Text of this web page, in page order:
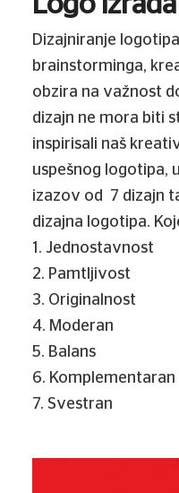
Dizajniranje
brainstorminga,
obzira na važnost
dizajn ne mora biti
inspirisali naš
uspešnog logotipa,
izazov od 7 dizajn
dizajna logotipa.
1. Jednostavnost
2. Pamtljivost
3. Originalnost
4. Moderan
5. Balans
6. Komplementaran
7. Svestran